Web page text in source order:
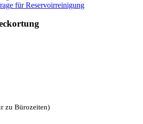
für Reservoirreinigung
zu Bürozeiten)